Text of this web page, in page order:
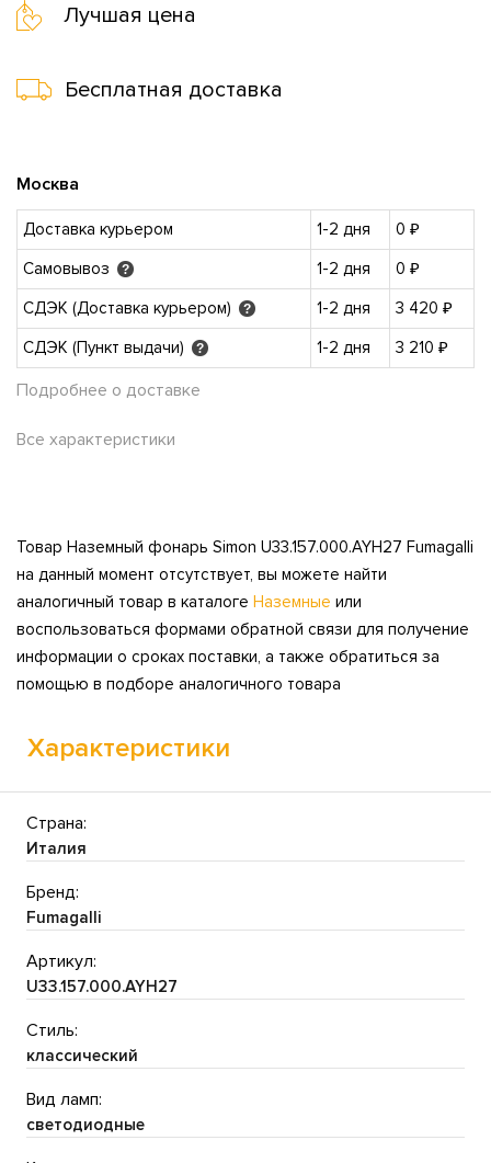
Лучшая цена
Бесплатная доставка
Москва
Доставка курьером 1-2 дня
0 ₽
Самовывоз
? 1-2 дня
0 ₽
СДЭК (Доставка курьером)
? 1-2 дня
3 420 ₽
СДЭК (Пункт выдачи)
? 1-2 дня 3 210 ₽
Подробнее о доставке
Все характеристики
Товар Наземный фонарь Simon U33.157.000.AYH27 Fumagalli
на данный момент отсутствует, вы можете найти
аналогичный товар в каталоге Наземные или
воспользоваться формами обратной связи для получение
информации о сроках поставки, а также обратиться за
помощью в подборе аналогичного товара
Характеристики
Страна:
Италия
Бренд:
Fumagalli
Артикул:
U33.157.000.AYH27
Стиль:
классический
Вид ламп:
светодиодные